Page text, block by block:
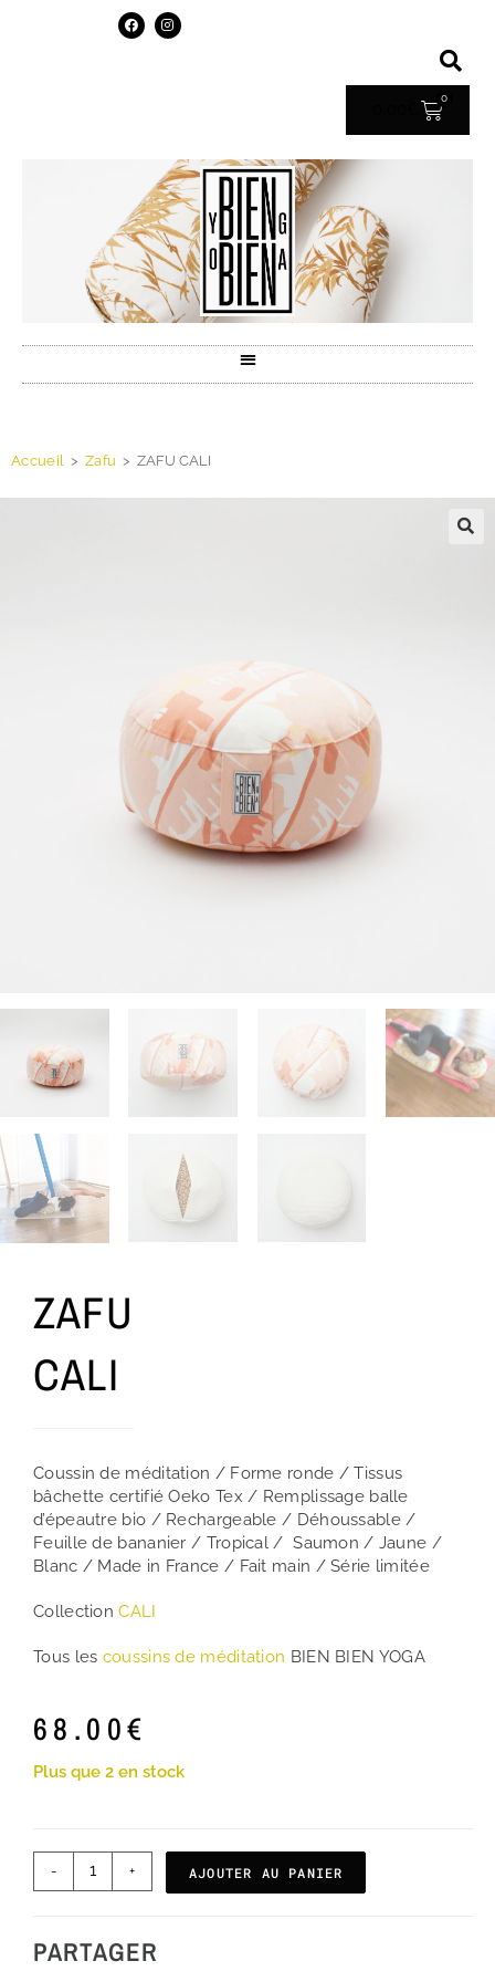
0
Accueil > Zafu > ZAFU CALI
ZAFU
CALI
Coussin de méditation / Forme ronde / Tissus
bâchette certifié Oeko Tex / Remplissage balle
d’épeautre bio / Rechargeable / Déhoussable /
Feuille de bananier / Tropical / Saumon / Jaune /
Blanc / Made in France / Fait main / Série limitée
CollectionCALI
Tous les coussins de méditation BIEN BIEN YOGA
68.00€
Plus que 2 en stock
- + AJOUTER AU PANIER
PARTAGER